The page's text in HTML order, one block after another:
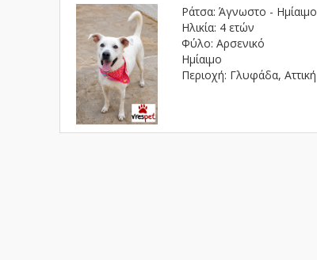
Ράτσα: Άγνωστο - Ημίαιμο
Ηλικία: 4 ετών
Φύλο: Αρσενικό
Ημίαιμο
Περιοχή: Γλυφάδα, Αττική